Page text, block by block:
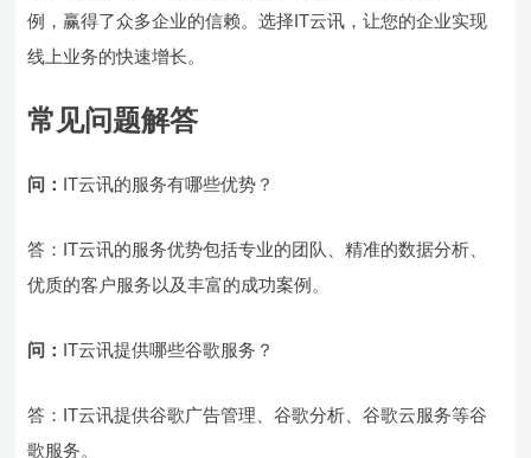
例，赢得了众多企业的信赖。选择IT云讯，让您的企业实现
线上业务的快速增长。
常见问题解答
问： IT云讯的服务有哪些优势？
答：IT云讯的服务优势包括专业的团队、精准的数据分析、
优质的客户服务以及丰富的成功案例。
问： IT云讯提供哪些谷歌服务？
答：IT云讯提供谷歌广告管理、谷歌分析、谷歌云服务等谷
歌服务。